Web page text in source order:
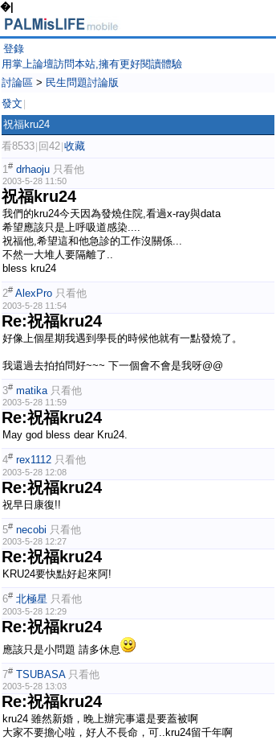
�|
登錄
用掌上論壇訪問本站,擁有更好閱讀體驗
討論區 > 民生問題討論版
發文
祝福kru24
看8533 回42 收藏
1# drhaoju 只看他
2003-5-28 11:50
祝福kru24
我們的kru24今天因為發燒住院,看過x-ray與data
希望應該只是上呼吸道感染....
祝福他,希望這和他急診的工作沒關係...
不然一大堆人要隔離了..
bless kru24
2# AlexPro 只看他
2003-5-28 11:54
Re:祝福kru24
好像上個星期我遇到學長的時候他就有一點發燒了。
我還過去拍拍問好~~~ 下一個會不會是我呀@@
3# matika 只看他
2003-5-28 11:59
Re:祝福kru24
May god bless dear Kru24.
4# rex1112 只看他
2003-5-28 12:08
Re:祝福kru24
祝早日康復!!
5# necobi 只看他
2003-5-28 12:27
Re:祝福kru24
KRU24要快點好起來阿!
6# 北極星 只看他
2003-5-28 12:29
Re:祝福kru24
應該只是小問題 請多休息
7# TSUBASA 只看他
2003-5-28 13:03
Re:祝福kru24
kru24 雖然新婚，晚上辦完事還是要蓋被啊
大家不要擔心啦，好人不長命，可..kru24留千年啊